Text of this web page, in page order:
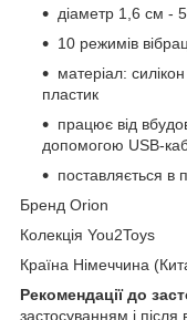
діаметр 1,6 см -
10 режимів
матеріал:
пластик
працює від
допомогою USB-
поставляється в
Бренд Orion
Колекція You2Toys
Країна Німеччина
Рекомендації до
застосуванням і